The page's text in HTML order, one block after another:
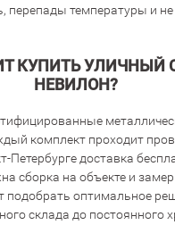
температуры и
КУПИТЬ УЛИЧНЫЙ
НЕВИЛОН?
комплект проходит
Петербурге доставка
сборка на объекте и
подобрать оптимальное
склада до постоянного